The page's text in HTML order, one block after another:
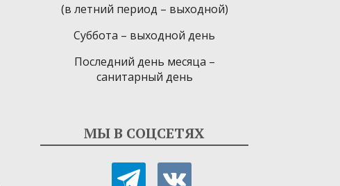
(в летний период – выходной)
Суббота – выходной день
Последний день месяца –
санитарный день
МЫ В СОЦСЕТЯХ
telegram vkontakte